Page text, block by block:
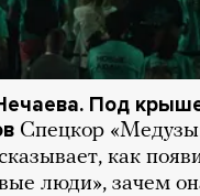
Под
Спецкор
как
люди», зачем